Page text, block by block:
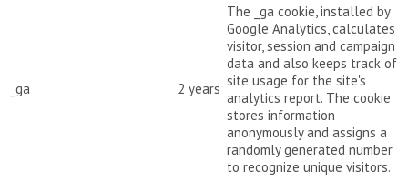
_ga 2 years
The _ga cookie, installed by
Google Analytics, calculates
visitor, session and campaign
data and also keeps track of
site usage for the site's
analytics report. The cookie
stores information
anonymously and assigns a
randomly generated number
to recognize unique visitors.